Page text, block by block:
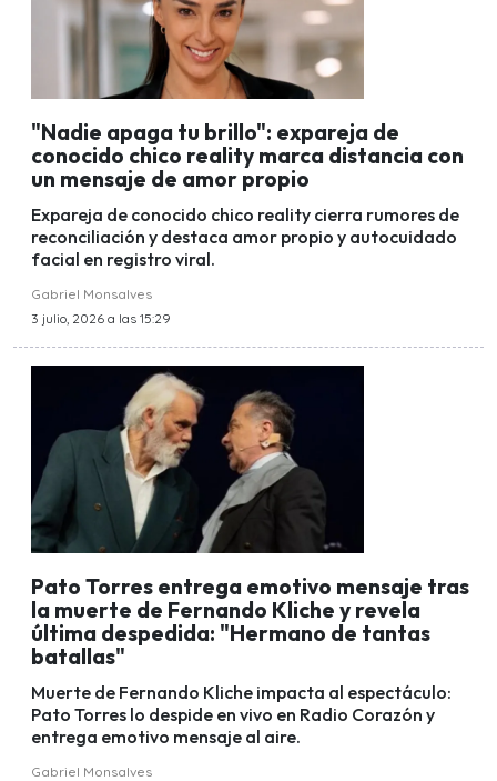
"Nadie apaga tu brillo": expareja de
conocido chico reality marca distancia con
un mensaje de amor propio
Expareja de conocido chico reality cierra rumores de
reconciliación y destaca amor propio y autocuidado
facial en registro viral.
Gabriel Monsalves
3 julio, 2026 a las 15:29
Pato Torres entrega emotivo mensaje tras
la muerte de Fernando Kliche y revela
última despedida: "Hermano de tantas
batallas"
Muerte de Fernando Kliche impacta al espectáculo:
Pato Torres lo despide en vivo en Radio Corazón y
entrega emotivo mensaje al aire.
Gabriel Monsalves